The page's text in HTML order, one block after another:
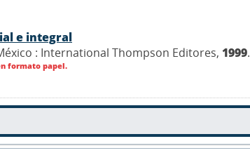
e integral
: International Thompson Editores, 1999.
formato papel.